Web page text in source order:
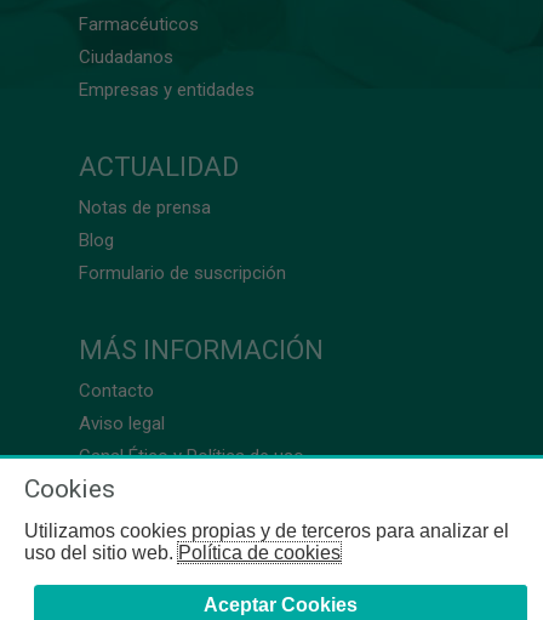
Farmacéuticos
Ciudadanos
Empresas y entidades
ACTUALIDAD
Notas de prensa
Blog
Formulario de suscripción
MÁS INFORMACIÓN
Contacto
Aviso legal
Canal Ético y Política de uso
Cookies
Utilizamos cookies propias y de terceros para analizar el
uso del sitio web.Política de cookies
Aceptar Cookies